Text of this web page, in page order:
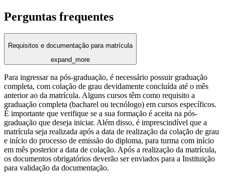
Perguntas frequentes
Requisitos e documentação para matrícula
expand_more
Para ingressar na pós-graduação, é necessário possuir graduação
completa, com colação de grau devidamente concluída até o mês
anterior ao da matrícula. Alguns cursos têm como requisito a
graduação completa (bacharel ou tecnólogo) em cursos específicos.
É importante que verifique se a sua formação é aceita na pós-
graduação que deseja iniciar. Além disso, é imprescindível que a
matrícula seja realizada após a data de realização da colação de grau
e início do processo de emissão do diploma, para turma com início
em mês posterior a data de colação. Após a realização da matrícula,
os documentos obrigatórios deverão ser enviados para a Instituição
para validação da documentação.